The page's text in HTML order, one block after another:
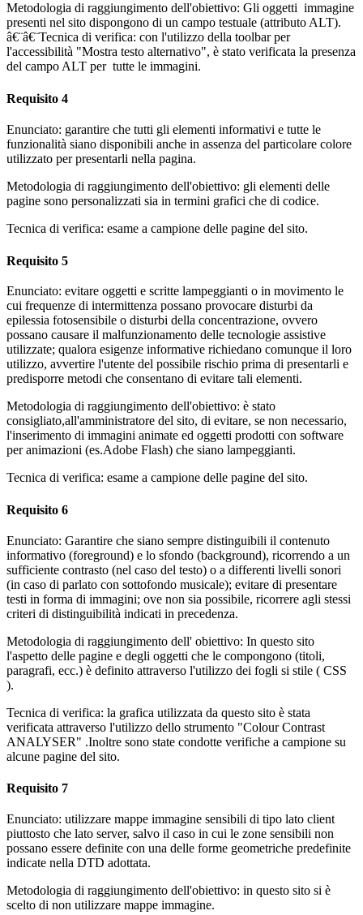
Metodologia di raggiungimento dell'obiettivo: Gli oggetti immagine
presenti nel sito dispongono di un campo testuale (attributo ALT).
â€¨â€¨Tecnica di verifica: con l'utilizzo della toolbar per
l'accessibilità "Mostra testo alternativo", è stato verificata la presenza
del campo ALT per tutte le immagini.
Requisito 4
Enunciato: garantire che tutti gli elementi informativi e tutte le
funzionalità siano disponibili anche in assenza del particolare colore
utilizzato per presentarli nella pagina.
Metodologia di raggiungimento dell'obiettivo: gli elementi delle
pagine sono personalizzati sia in termini grafici che di codice.
Tecnica di verifica: esame a campione delle pagine del sito.
Requisito 5
Enunciato: evitare oggetti e scritte lampeggianti o in movimento le
cui frequenze di intermittenza possano provocare disturbi da
epilessia fotosensibile o disturbi della concentrazione, ovvero
possano causare il malfunzionamento delle tecnologie assistive
utilizzate; qualora esigenze informative richiedano comunque il loro
utilizzo, avvertire l'utente del possibile rischio prima di presentarli e
predisporre metodi che consentano di evitare tali elementi.
Metodologia di raggiungimento dell'obiettivo: è stato
consigliato,all'amministratore del sito, di evitare, se non necessario,
l'inserimento di immagini animate ed oggetti prodotti con software
per animazioni (es.Adobe Flash) che siano lampeggianti.
Tecnica di verifica: esame a campione delle pagine del sito.
Requisito 6
Enunciato: Garantire che siano sempre distinguibili il contenuto
informativo (foreground) e lo sfondo (background), ricorrendo a un
sufficiente contrasto (nel caso del testo) o a differenti livelli sonori
(in caso di parlato con sottofondo musicale); evitare di presentare
testi in forma di immagini; ove non sia possibile, ricorrere agli stessi
criteri di distinguibilità indicati in precedenza.
Metodologia di raggiungimento dell' obiettivo: In questo sito
l'aspetto delle pagine e degli oggetti che le compongono (titoli,
paragrafi, ecc.) è definito attraverso l'utilizzo dei fogli si stile ( CSS
).
Tecnica di verifica: la grafica utilizzata da questo sito è stata
verificata attraverso l'utilizzo dello strumento "Colour Contrast
ANALYSER" .Inoltre sono state condotte verifiche a campione su
alcune pagine del sito.
Requisito 7
Enunciato: utilizzare mappe immagine sensibili di tipo lato client
piuttosto che lato server, salvo il caso in cui le zone sensibili non
possano essere definite con una delle forme geometriche predefinite
indicate nella DTD adottata.
Metodologia di raggiungimento dell'obiettivo: in questo sito si è
scelto di non utilizzare mappe immagine.